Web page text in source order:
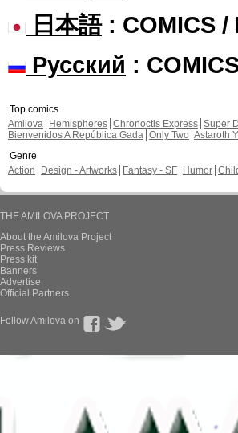
日本語: COMICS /
Русский :
Top comics
Amilova
Hemispheres Chronoctis Express Super
Bienvenidos A República Gada Only Two Astaroth
Genre
Action
Design - Artworks Fantasy - SF Humor
THE AMILOVA PROJECT
About the Amilova Project
Press Reviews
Press kit
Banners
Advertise
Official Partners
Follow Amilova on